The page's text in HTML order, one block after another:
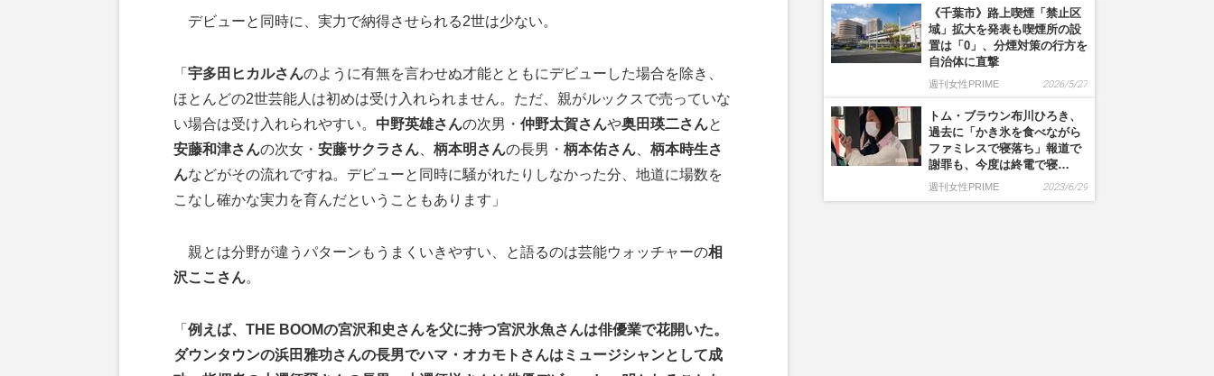
デビューと同時に、実力で納得させられる2世は少ない。
「 宇多田ヒカルさんのように有無を言わせぬ才能とともにデビューした場合を除き、
ほとんどの2世芸能人は初めは受け入れられません。ただ、親がルックスで売っていな
い場合は受け入れられやすい。 中野英雄さんの次男・ 仲野太賀さんや奥田瑛二さんと
安藤和津さんの次女・ 安藤サクラさん 柄本明さんの長男・ 柄本佑さん
柄本時生さ
んなどがその流れですね。デビューと同時に騒がれたりしなかった分、地道に場数を
こなし確かな実力を育んだということもあります」
親とは分野が違うパターンもうまくいきやすい、と語るのは芸能ウォッチャーの相
沢ここさん。
「 例えば、THE BOOMの宮沢和史さんを父に持つ宮沢氷魚さんは俳優業で花開いた。
ダウンタウンの浜田雅功さんの長男でハマ・オカモトさんはミュージシャンとして成
《千葉市》路上喫煙「禁止区
域」拡大を発表も喫煙所の設
置は「0」、分煙対策の行方を
自治体に直撃
週刊女性PRIME 2026/5/27
トム・ブラウン布川ひろき、
過去に「かき氷を食べながら
ファミレスで寝落ち」報道で
謝罪も、今度は終電で寝…
週刊女性PRIME 2023/6/29